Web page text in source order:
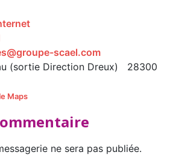
scael.com
(sortie Direction Dreux) 28300
Maps
ne sera pas publiée.